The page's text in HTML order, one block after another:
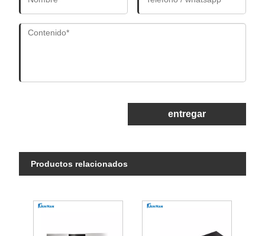
entregar
Productos relacionados